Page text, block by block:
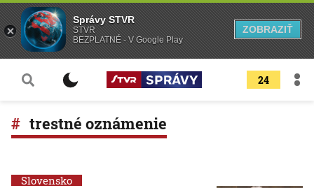
24
trestné oznámenie
Slovensko
Správy STVR
STVR
BEZPLATNÉ - V Google Play
ZOBRAZIŤ